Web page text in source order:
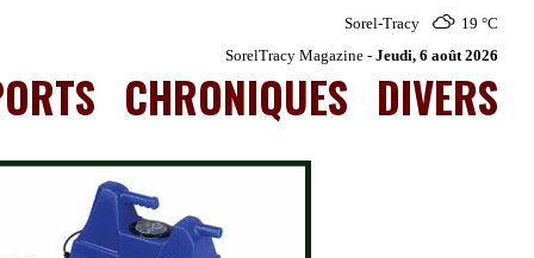
Sorel-Tracy 19 °C
SorelTracy Magazine - Jeudi, 6 août 2026
CHRONIQUES DIVERS